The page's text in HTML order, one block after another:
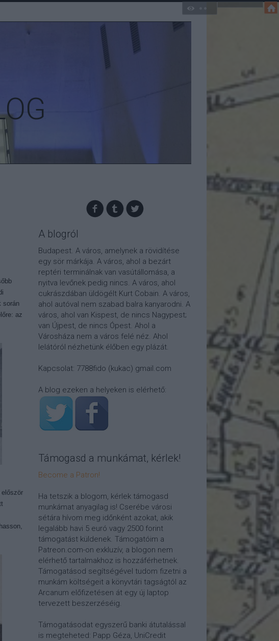
során
az
A blogról
Budapest. A város, amelynek a rövidítése
egy sör márkája. A város, ahol a bezárt
reptéri terminálnak van vasútállomása, a
nyitva levőnek pedig nincs. A város, ahol
cukrászdában üldögélt Kurt Cobain. A város,
ahol autóval nem szabad balra kanyarodni. A
város, ahol van Kispest, de nincs Nagypest;
van Újpest, de nincs Ópest. Ahol a
Városháza nem a város felé néz. Ahol
lelátóról nézhetünk élőben egy plázát.
Kapcsolat: 7788fido (kukac) gmail.com
A blog ezeken a helyeken is elérhető:
Támogasd a munkámat, kérlek!
Become a Patron!
Ha tetszik a blogom, kérlek támogasd
munkámat anyagilag is! Cserébe városi
sétára hívom meg időnként azokat, akik
legalább havi 5 euró vagy 2500 forint
támogatást küldenek. Támogatóim a
Patreon.com-on exkluzív, a blogon nem
elérhető tartalmakhoz is hozzáférhetnek.
Támogatásod segítségével tudom fizetni a
munkám költségeit a könyvtári tagságtól az
Arcanum előfizetésen át egy új laptop
tervezett beszerzéséig.
Támogatásodat egyszerű banki átutalással
is megteheted: Papp Géza, UniCredit